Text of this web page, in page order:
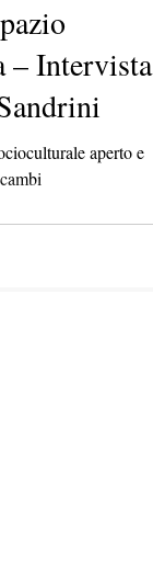
– Intervista
aperto e